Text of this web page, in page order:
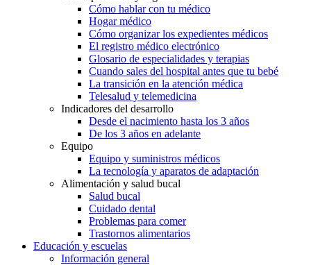
Cómo hablar con tu médico
Hogar médico
Cómo organizar los expedientes médicos
El registro médico electrónico
Glosario de especialidades y terapias
Cuando sales del hospital antes que tu bebé
La transición en la atención médica
Telesalud y telemedicina
Indicadores del desarrollo
Desde el nacimiento hasta los 3 años
De los 3 años en adelante
Equipo
Equipo y suministros médicos
La tecnología y aparatos de adaptación
Alimentación y salud bucal
Salud bucal
Cuidado dental
Problemas para comer
Trastornos alimentarios
Educación y escuelas
Información general